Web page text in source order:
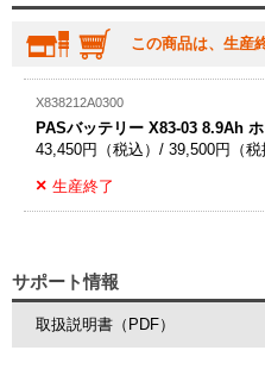
この商品は、生産
X838212A0300
PASバッテリー X83-03 8.9Ah
43,450円（税込）/ 39,500円（税
生産終了
サポート情報
取扱説明書（PDF）